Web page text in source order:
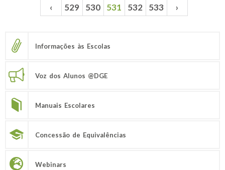
Páginas ‹ 529 530 531 532 533 ›
Informações às Escolas
Voz dos Alunos @DGE
Manuais Escolares
Concessão de Equivalências
Webinars